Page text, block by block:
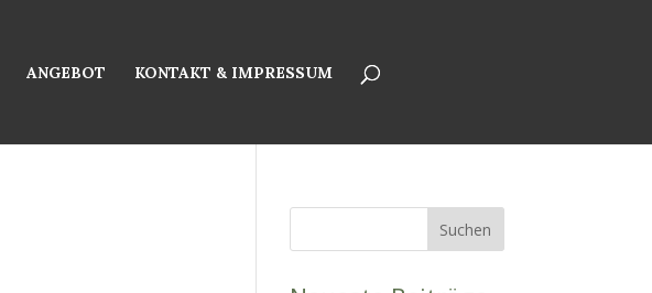
ANGEBOT KONTAKT & IMPRESSUM